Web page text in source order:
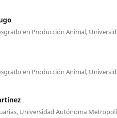
en Producción Animal,
en Producción Animal,
Universidad Autónoma